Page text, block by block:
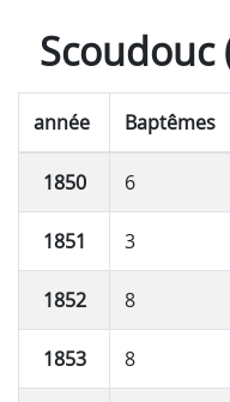
Scoudouc
année Baptêmes
1850 6
1851 3
1852 8
1853 8